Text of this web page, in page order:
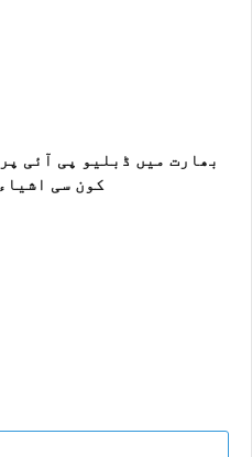
بھارت میں ڈبلیو پی آئی
کون سی